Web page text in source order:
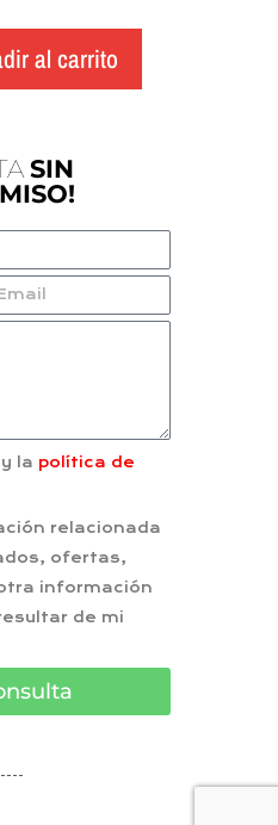
al carrito
SIN
la política de
relacionada
ofertas,
información
de mi